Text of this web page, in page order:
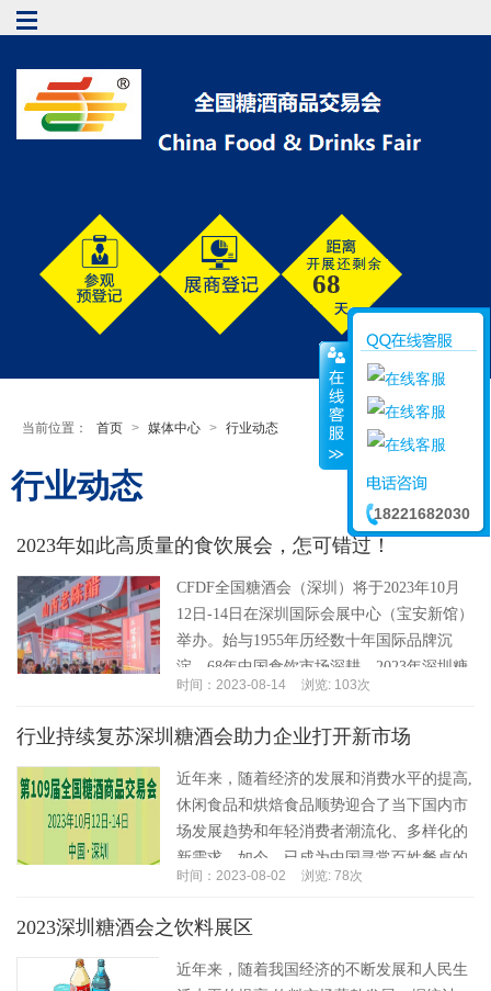
68
当前位置： 首页 > 媒体中心 > 行业动态
行业动态
2023年如此高质量的食饮展会，怎可错过！
CFDF全国糖酒会（深圳）将于2023年10月
12日-14日在深圳国际会展中心（宝安新馆）
举办。始与1955年历经数十年国际品牌沉
淀，68年中国食饮市场深耕，2023年深圳糖
酒会作为国内食品饮料行业风...…
时间：2023-08-14 浏览: 103次
行业持续复苏深圳糖酒会助力企业打开新市场
近年来，随着经济的发展和消费水平的提高,
休闲食品和烘焙食品顺势迎合了当下国内市
场发展趋势和年轻消费者潮流化、多样化的
新需求。如今，已成为中国寻常百姓餐桌的
重要组成和补充部分。随着居民可支配收入
时间：2023-08-02 浏览: 78次
2023深圳糖酒会之饮料展区
近年来，随着我国经济的不断发展和人民生
18221682030
李震